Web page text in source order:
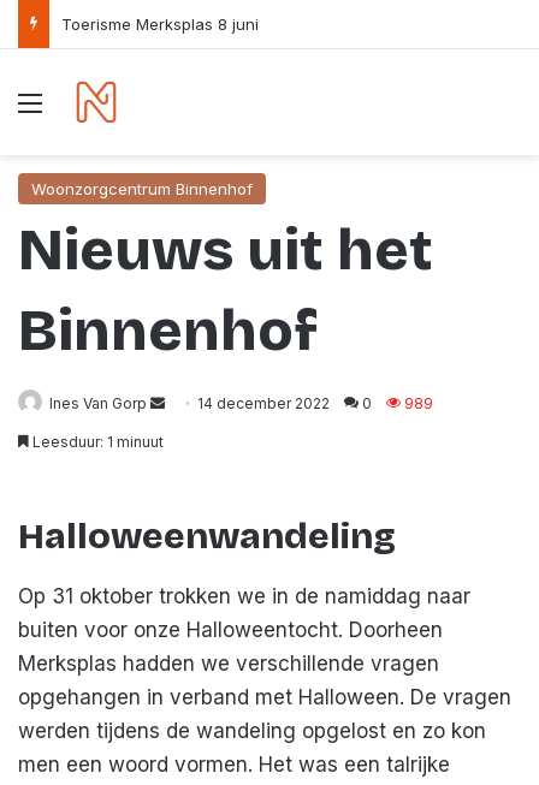
Toerisme Merksplas 8 juni
Menu
Woonzorgcentrum Binnenhof
Nieuws uit het
Binnenhof
Ines Van Gorp
Send14 december 2022 0 989
Leesduur: 1 minuut
Halloweenwandeling
Op 31 oktober trokken we in de namiddag naar
buiten voor onze Halloweentocht. Doorheen
Merksplas hadden we verschillende vragen
opgehangen in verband met Halloween. De vragen
werden tijdens de wandeling opgelost en zo kon
men een woord vormen. Het was een talrijke